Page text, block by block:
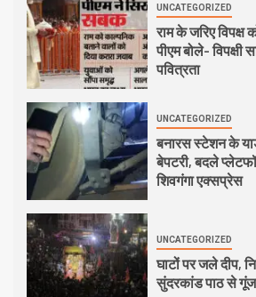
UNCATEGORIZED
राम के जरिए
पीएम बोले- विपक्षी
पवित्रता
UNCATEGORIZED
बनारस स्टेशन के
बेपटरी, बदले
शिवगंगा एक्सप्रेस
UNCATEGORIZED
घाटों पर जले दीप,
सुंदरकांड पाठ से